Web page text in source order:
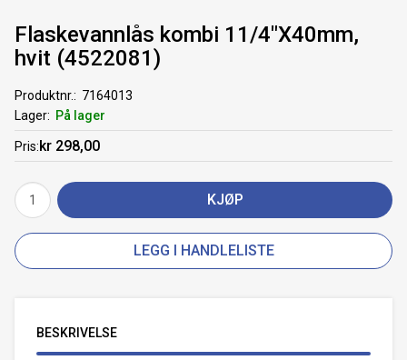
Flaskevannlås kombi 11/4"X40mm,
hvit (4522081)
Produktnr.
7164013
Lager
På lager
Pris kr 298,00
KJØP
LEGG I HANDLELISTE
BESKRIVELSE